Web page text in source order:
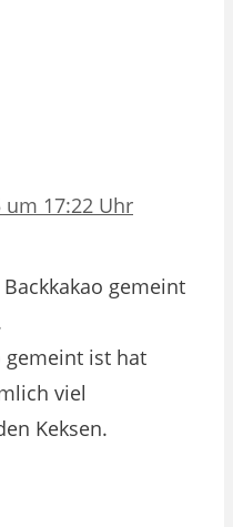
um 17:22 Uhr
gemeint
gemeint ist hat
viel
Keksen.